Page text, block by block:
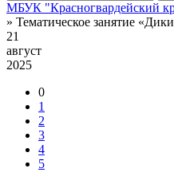
МБУК "Красногвардейский
» Тематическое занятие
21
август
2025
0
1
2
3
4
5